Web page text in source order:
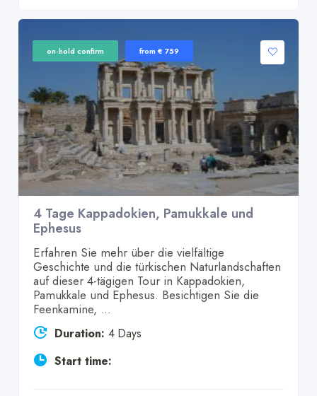
on-hold confirm from € 759
4 Tage Kappadokien, Pamukkale und
Ephesus
Erfahren Sie mehr über die vielfältige
Geschichte und die türkischen Naturlandschaften
auf dieser 4-tägigen Tour in Kappadokien,
Pamukkale und Ephesus. Besichtigen Sie die
Feenkamine, ...
Duration: 4 Days
Start time: